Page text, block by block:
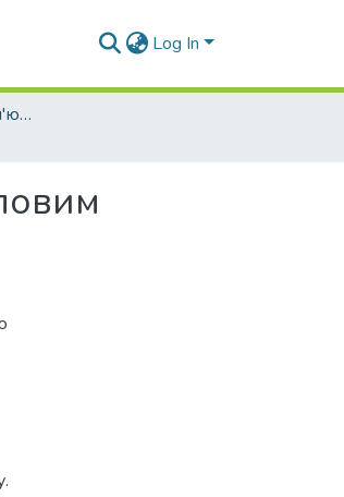
Log In
Автоматизація та комп'ютерно-інтегровані технології (рівень магістр)